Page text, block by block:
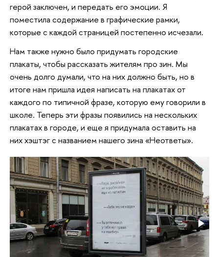
герой заключен, и передать его эмоции. Я
поместила содержание в графические рамки,
которые с каждой страницей постепенно исчезали.
Нам также нужно было придумать городские
плакаты, чтобы рассказать жителям про зин. Мы
очень долго думали, что на них должно быть, но в
итоге нам пришла идея написать на плакатах от
каждого по типичной фразе, которую ему говорили в
школе. Теперь эти фразы появились на нескольких
плакатах в городе, и еще я придумала оставить на
них хэштэг с названием нашего зина «Неответы».